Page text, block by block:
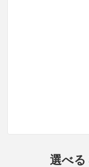
選べる